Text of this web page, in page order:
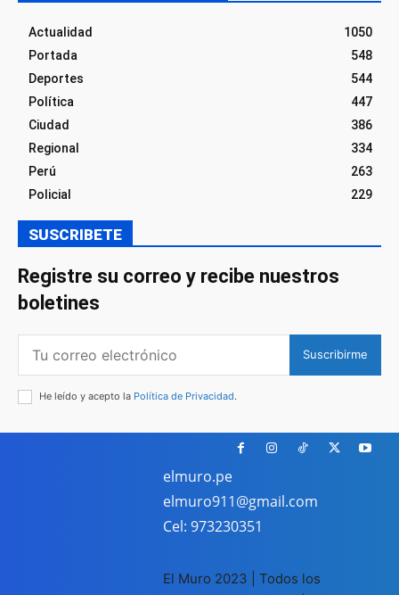
Actualidad
1050
Portada
548
Deportes
544
Política
447
Ciudad
386
Regional
334
Perú
263
Policial
229
SUSCRIBETE
Registre su correo y recibe nuestros
boletines
Suscribirme
He leído y acepto la Política de Privacidad.
elmuro.pe
elmuro911@gmail.com
Cel: 973230351
El Muro 2023 | Todos los